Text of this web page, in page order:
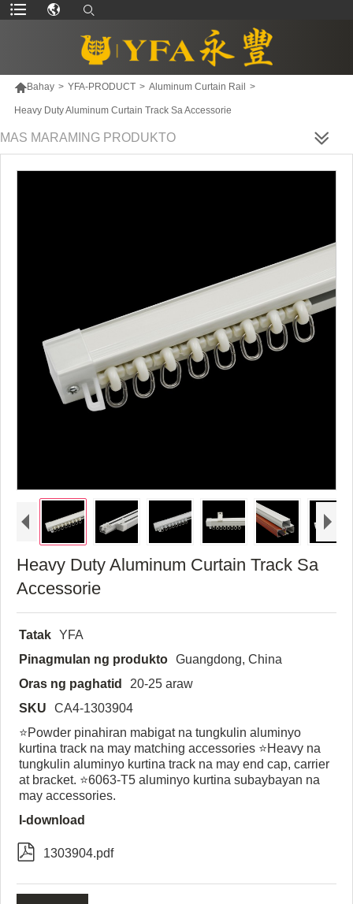
Bahay > YFA-PRODUCT > Aluminum Curtain Rail >
Heavy Duty Aluminum Curtain Track Sa Accessorie
MAS MARAMING PRODUKTO
Heavy Duty Aluminum Curtain Track Sa
Accessorie
Tatak YFA
Pinagmulan ng produkto Guangdong, China
Oras ng paghatid
20-25 araw
SKU
CA4-1303904
⭐Powder pinahiran mabigat na tungkulin aluminyo
kurtina track na may matching accessories ⭐Heavy na
tungkulin aluminyo kurtina track na may end cap, carrier
at bracket. ⭐6063-T5 aluminyo kurtina subaybayan na
may accessories.
I-download
 1303904.pdf